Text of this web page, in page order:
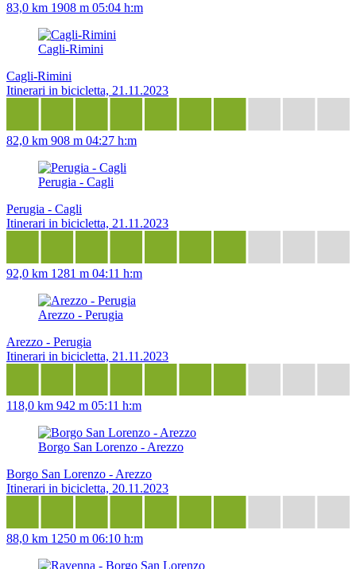
83,0 km 1908 m 05:04 h:m
Cagli-Rimini
Cagli-Rimini
Itinerari in bicicletta, 21.11.2023
82,0 km 908 m 04:27 h:m
Perugia - Cagli
Perugia - Cagli
Itinerari in bicicletta, 21.11.2023
92,0 km 1281 m 04:11 h:m
Arezzo - Perugia
Arezzo - Perugia
Itinerari in bicicletta, 21.11.2023
118,0 km 942 m 05:11 h:m
Borgo San Lorenzo - Arezzo
Borgo San Lorenzo - Arezzo
Itinerari in bicicletta, 20.11.2023
88,0 km 1250 m 06:10 h:m